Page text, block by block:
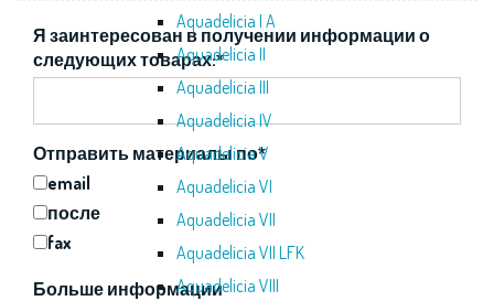
Aquadelicia I A
Aquadelicia II
Aquadelicia III
Aquadelicia IV
Aquadelicia V
Aquadelicia VI
Aquadelicia VII
Aquadelicia VII LFK
Aquadelicia VIII
Я заинтересован в получении информации о
следующих товарах:*
Отправить материалы по*
email
после
fax
Больше информации